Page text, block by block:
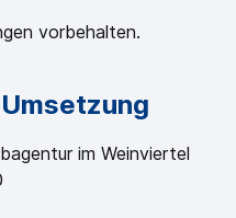
vorbehalten.
im Weinviertel